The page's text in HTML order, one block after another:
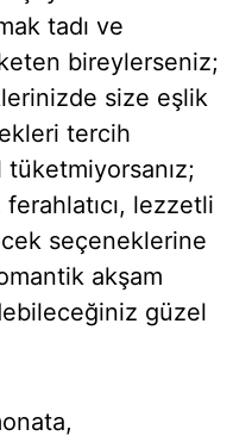
tadı ve
bireylerseniz;
size eşlik
tercih
ferahlatıcı, lezzetli
seçeneklerine
akşam
güzel